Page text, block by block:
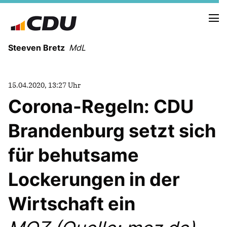
Steeven Bretz MdL
VITA
WAHLKREISBESUCHE
PRESSEFOTOS
MEIN BÜRGERBÜRO
MEIN WAHLKREIS
ZIELE
Redebeiträge
15.04.2020, 13:27 Uhr
Corona-Regeln: CDU
Brandenburg setzt sich
für behutsame
Lockerungen in der
Wirtschaft ein